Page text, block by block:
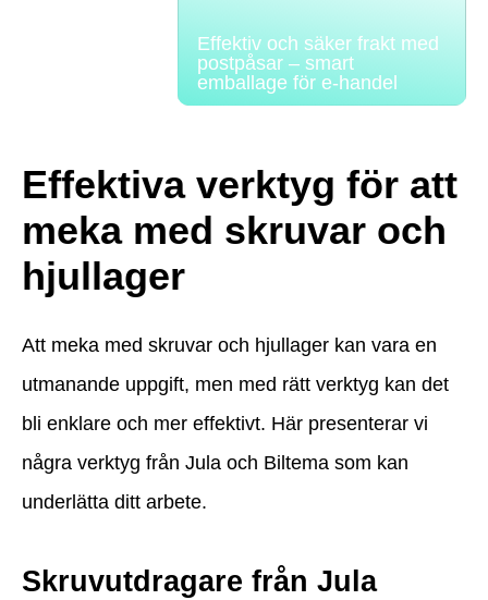
Effektiv och säker frakt med
postpåsar – smart
emballage för e-handel
Effektiva verktyg för att
meka med skruvar och
hjullager
Att meka med skruvar och hjullager kan vara en
utmanande uppgift, men med rätt verktyg kan det
bli enklare och mer effektivt. Här presenterar vi
några verktyg från Jula och Biltema som kan
underlätta ditt arbete.
Skruvutdragare från Jula